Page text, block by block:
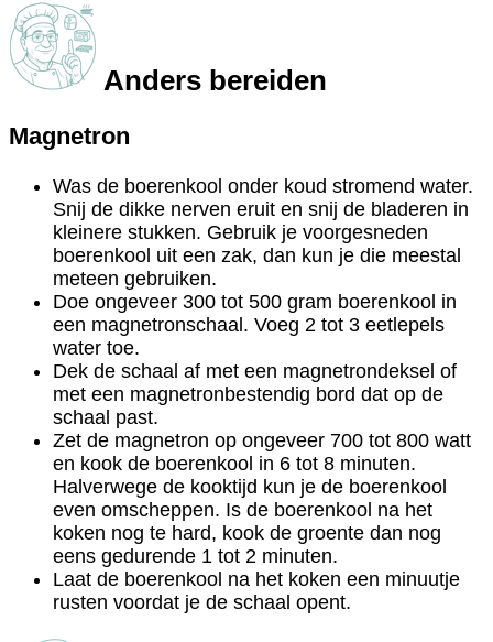
Anders bereiden
Magnetron
Was de boerenkool onder koud stromend water.
Snij de dikke nerven eruit en snij de bladeren in
kleinere stukken. Gebruik je voorgesneden
boerenkool uit een zak, dan kun je die meestal
meteen gebruiken.
Doe ongeveer 300 tot 500 gram boerenkool in
een magnetronschaal. Voeg 2 tot 3 eetlepels
water toe.
Dek de schaal af met een magnetrondeksel of
met een magnetronbestendig bord dat op de
schaal past.
Zet de magnetron op ongeveer 700 tot 800 watt
en kook de boerenkool in 6 tot 8 minuten.
Halverwege de kooktijd kun je de boerenkool
even omscheppen. Is de boerenkool na het
koken nog te hard, kook de groente dan nog
eens gedurende 1 tot 2 minuten.
Laat de boerenkool na het koken een minuutje
rusten voordat je de schaal opent.